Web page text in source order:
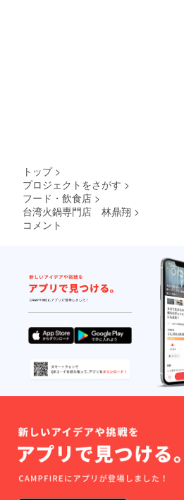
トップ >
プロジェクトをさがす >
フード・飲食店 >
台湾火鍋専門店 林鼎翔 >
コメント